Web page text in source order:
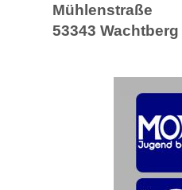
Mühlenstraße
53343